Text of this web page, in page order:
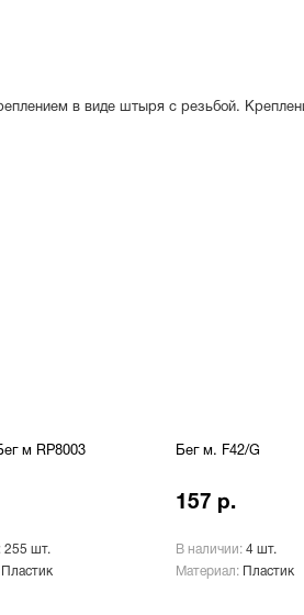
в виде штыря с резьбой.
м RP8003
255 шт.
Пластик
Бег м. F42/G
157 р.
В наличии: 4 шт.
Материал:
Пластик